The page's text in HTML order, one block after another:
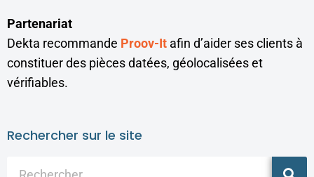
Partenariat
Dekta recommande Proov-It afin d’aider ses clients à
constituer des pièces datées, géolocalisées et
vérifiables.
Rechercher sur le site